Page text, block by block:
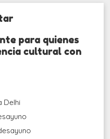
para quienes
cultural con
Delhi